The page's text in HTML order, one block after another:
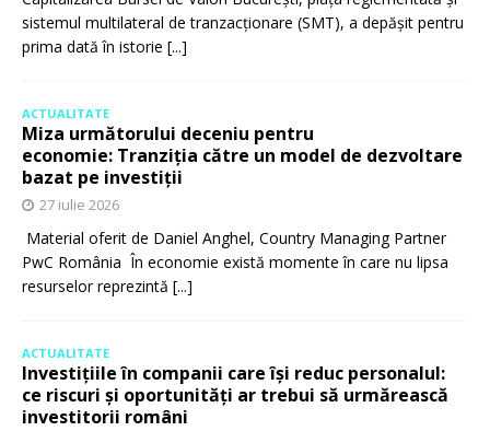
sistemul multilateral de tranzacționare (SMT), a depășit pentru
prima dată în istorie [...]
ACTUALITATE
Miza următorului deceniu pentru
economie: Tranziția către un model de dezvoltare
bazat pe investiții
27 iulie 2026
Material oferit de Daniel Anghel, Country Managing Partner
PwC România În economie există momente în care nu lipsa
resurselor reprezintă [...]
ACTUALITATE
Investițiile în companii care își reduc personalul:
ce riscuri și oportunități ar trebui să urmărească
investitorii români